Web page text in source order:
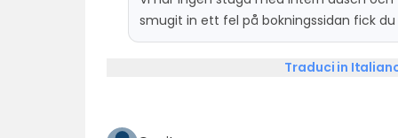
entsprach.
smugit in ett fel på bokningssidan fick
du inte blev nöjd i alla fall.
Traduci in